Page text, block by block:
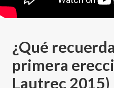
¿Qué
primera
Lautrec 2015)